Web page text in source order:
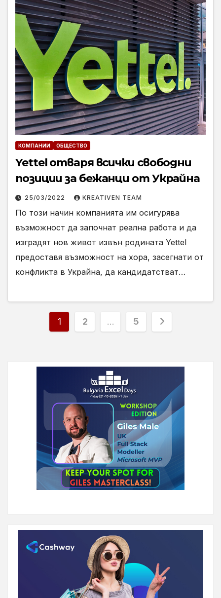
КОМПАНИИ ОБЩЕСТВО
Yettel отваря всички свободни
позиции за бежанци от Украйна
25/03/2022 KREATIVEN TEAM
По този начин компанията им осигурява
възможност да започнат реална работа и да
изградят нов живот извън родината Yettel
предоставя възможност на хора, засегнати от
конфликта в Украйна, да кандидатстват…
Разделяне
публикациите
страници
1 2 … 5